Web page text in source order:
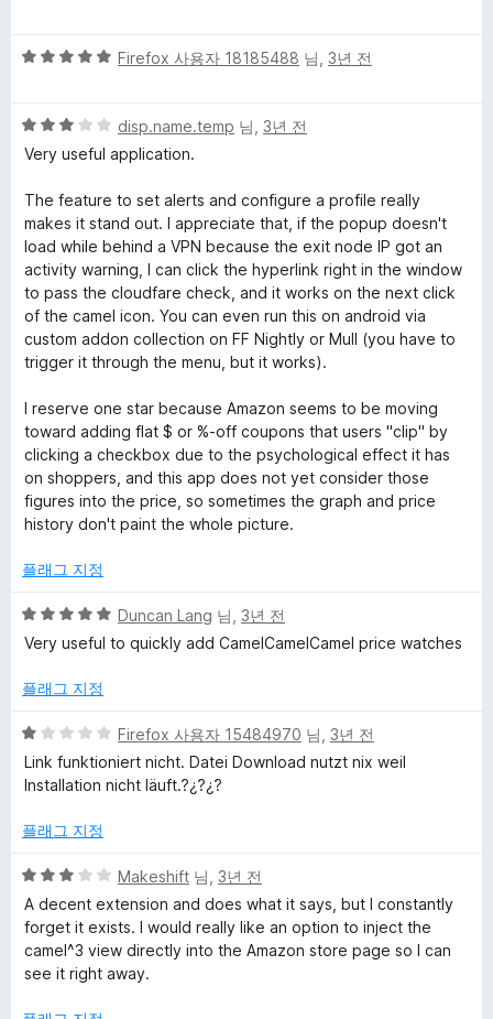
점
점
5
점
에
점
Firefox 사용자 18185488 님, 3년 전
5
점
점
에
3
점
disp.name.temp 님, 3년 전
Very useful application.
The feature to set alerts and configure a profile really
makes it stand out. I appreciate that, if the popup doesn't
load while behind a VPN because the exit node IP got an
activity warning, I can click the hyperlink right in the window
to pass the cloudfare check, and it works on the next click
of the camel icon. You can even run this on android via
custom addon collection on FF Nightly or Mull (you have to
trigger it through the menu, but it works).
I reserve one star because Amazon seems to be moving
toward adding flat $ or %-off coupons that users "clip" by
clicking a checkbox due to the psychological effect it has
on shoppers, and this app does not yet consider those
figures into the price, so sometimes the graph and price
history don't paint the whole picture.
플래그 지정
5
점
점
5
점
Duncan Lang 님, 3년 전
Very useful to quickly add CamelCamelCamel price watches
플래그 지정
5
점
만
에
점
Firefox 사용자 15484970 님, 3년 전
Link funktioniert nicht. Datei Download nutzt nix weil
Installation nicht läuft.?¿?¿?
플래그 지정
5
점
만
점
에
점
Makeshift 님, 3년 전
A decent extension and does what it says, but I constantly
forget it exists. I would really like an option to inject the
camel^3 view directly into the Amazon store page so I can
see it right away.